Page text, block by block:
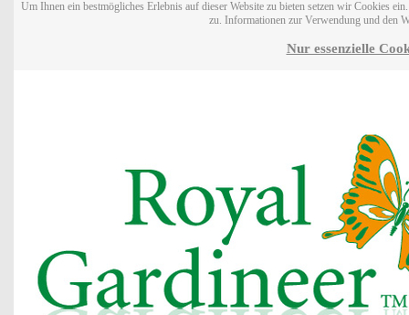
Um Ihnen ein bestmögliches Erlebnis auf dieser Website zu bieten setzen wir Cookies
zu. Informationen zur Verwendung und den
Nur essenzielle